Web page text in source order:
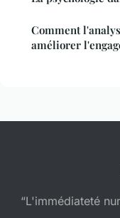
Comment
améliorer
“L'immédiateté